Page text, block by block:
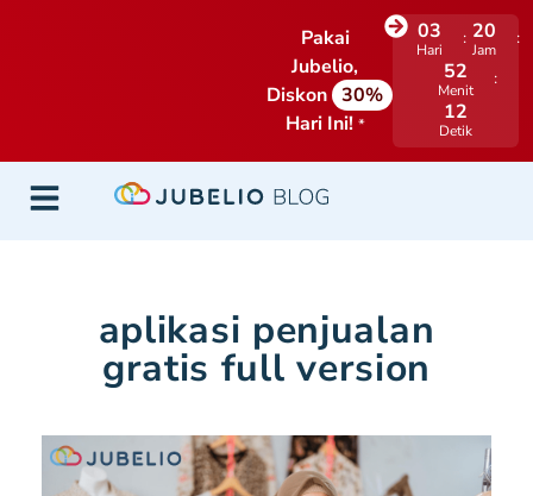
Pakai
Jubelio,
Diskon 30%
Hari Ini! *
03
Hari
20
Jam
52
Menit
12
Detik
aplikasi penjualan
gratis full version